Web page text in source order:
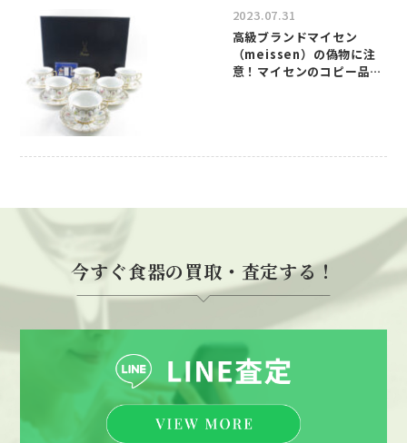
2023.07.31
高級ブランドマイセン
（meissen）の偽物に注
意！マイセンのコピー品の
今すぐ食器の買取・査定する！